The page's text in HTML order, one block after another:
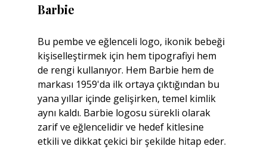
Barbie
Bu pembe ve eğlenceli logo, ikonik bebeği
kişiselleştirmek için hem tipografiyi hem
de rengi kullanıyor. Hem Barbie hem de
markası 1959'da ilk ortaya çıktığından bu
yana yıllar içinde gelişirken, temel kimlik
aynı kaldı. Barbie logosu sürekli olarak
zarif ve eğlencelidir ve hedef kitlesine
etkili ve dikkat çekici bir şekilde hitap eder.